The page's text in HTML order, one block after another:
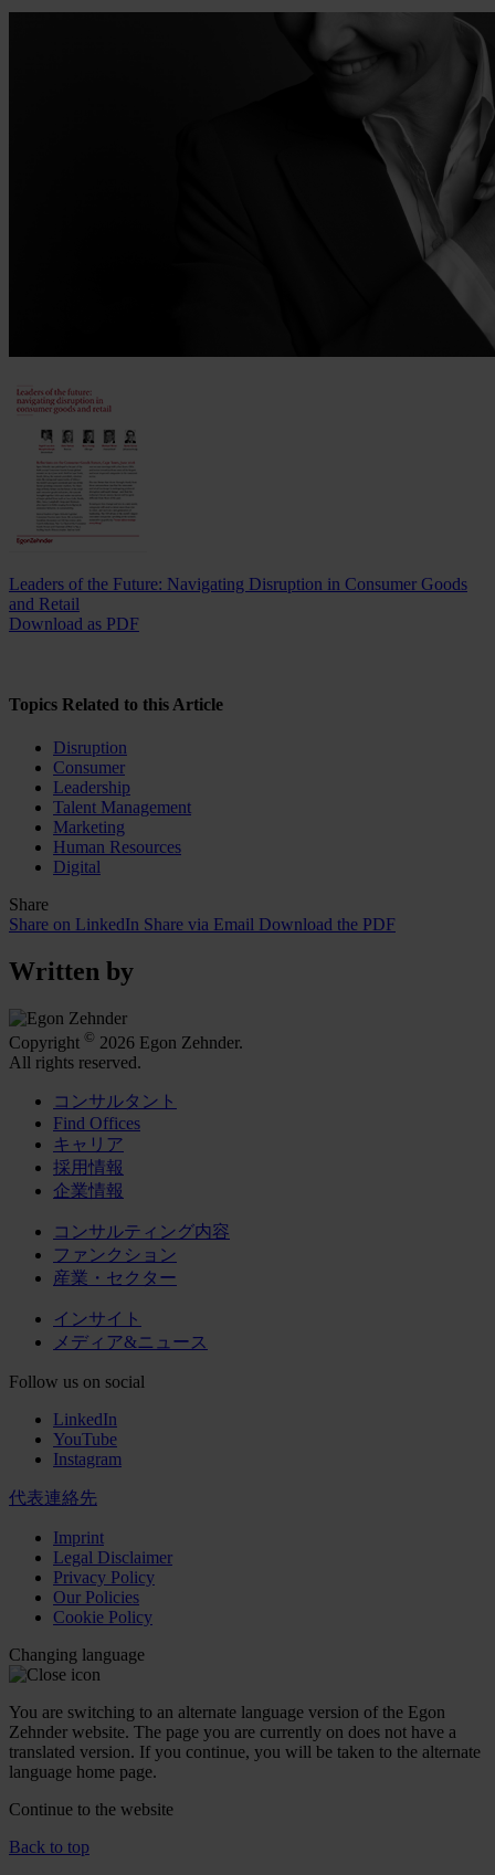
Leaders of the Future: Navigating Disruption in Consumer Goods
and Retail
Download as PDF
Topics Related to this Article
Disruption
Consumer
Leadership
Talent Management
Marketing
Human Resources
Digital
Share
Share on LinkedIn Share via Email Download the PDF
Written by
Copyright © 2026 Egon Zehnder.
All rights reserved.
コンサルタント
Find Offices
キャリア
採用情報
企業情報
コンサルティング内容
ファンクション
産業・セクター
インサイト
メディア&ニュース
Follow us on social
LinkedIn
YouTube
Instagram
代表連絡先
Imprint
Legal Disclaimer
Privacy Policy
Our Policies
Cookie Policy
Changing language
You are switching to an alternate language version of the Egon
Zehnder website. The page you are currently on does not have a
translated version. If you continue, you will be taken to the alternate
language home page.
Continue to the website
Back to top